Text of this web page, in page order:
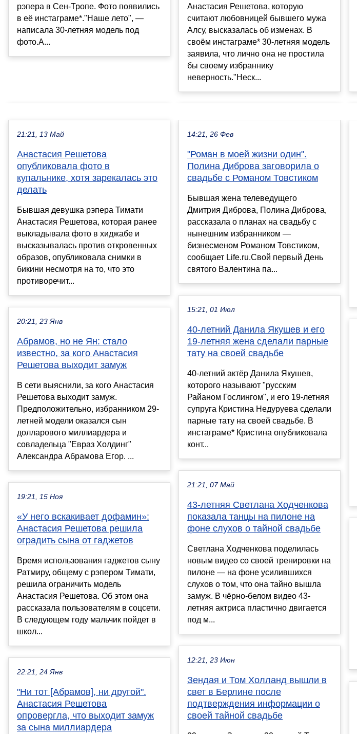
рэпера в Сен-Тропе. Фото появились
в её инстаграме*."Наше лето", —
написала 30-летняя модель под
фото.А...
Анастасия Решетова, которую
считают любовницей бывшего мужа
Алсу, высказалась об изменах. В
своём инстаграме* 30-летняя модель
заявила, что лично она не простила
бы своему избраннику
неверность."Неск...
21:21, 13 Май
Анастасия Решетова
опубликовала фото в
купальнике, хотя зарекалась это
делать
Бывшая девушка рэпера Тимати
Анастасия Решетова, которая ранее
выкладывала фото в хиджабе и
высказывалась против откровенных
образов, опубликовала снимки в
бикини несмотря на то, что это
противоречит...
20:21, 23 Янв
Абрамов, но не Ян: стало
известно, за кого Анастасия
Решетова выходит замуж
В сети выяснили, за кого Анастасия
Решетова выходит замуж.
Предположительно, избранником 29-
летней модели оказался сын
долларового миллиардера и
совладельца "Евраз Холдинг"
Александра Абрамова Егор. ...
19:21, 15 Ноя
«У него вскакивает дофамин»:
Анастасия Решетова решила
оградить сына от гаджетов
Время использования гаджетов сыну
Ратмиру, общему с рэпером Тимати,
решила ограничить модель
Анастасия Решетова. Об этом она
рассказала пользователям в соцсети.
В следующем году мальчик пойдет в
школ...
22:21, 24 Янв
"Ни тот [Абрамов], ни другой".
Анастасия Решетова
опровергла, что выходит замуж
за сына миллиардера
14:21, 26 Фев
"Роман в моей жизни один".
Полина Диброва заговорила о
свадьбе с Романом Товстиком
Бывшая жена телеведущего
Дмитрия Диброва, Полина Диброва,
рассказала о планах на свадьбу с
нынешним избранником —
бизнесменом Романом Товстиком,
сообщает Life.ru.Свой первый День
святого Валентина па...
15:21, 01 Июл
40-летний Данила Якушев и его
19-летняя жена сделали парные
тату на своей свадьбе
40-летний актёр Данила Якушев,
которого называют "русским
Райаном Гослингом", и его 19-летняя
супруга Кристина Недуруева сделали
парные тату на своей свадьбе. В
инстаграме* Кристина опубликовала
конт...
21:21, 07 Май
43-летняя Светлана Ходченкова
показала танцы на пилоне на
фоне слухов о тайной свадьбе
Светлана Ходченкова поделилась
новым видео со своей тренировки на
пилоне — на фоне усилившихся
слухов о том, что она тайно вышла
замуж. В чёрно-белом видео 43-
летняя актриса пластично двигается
под м...
12:21, 23 Июн
Зендая и Том Холланд вышли в
свет в Берлине после
подтверждения информации о
своей тайной свадьбе